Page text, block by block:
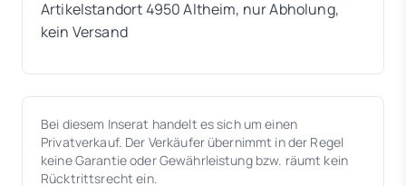
Artikelstandort 4950 Altheim, nur Abholung,
kein Versand
Bei diesem Inserat handelt es sich um einen
Privatverkauf. Der Verkäufer übernimmt in der Regel
keine Garantie oder Gewährleistung bzw. räumt kein
Rücktrittsrecht ein.